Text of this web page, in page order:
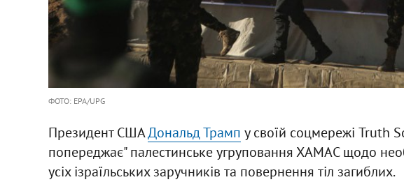
ФОТО: EPA/UPG
Президент СШАДональд Трамп у своїй соцмережі Truth
попереджає" палестинське угруповання ХАМАС щодо
усіх ізраїльських заручників та повернення тіл загиблих.